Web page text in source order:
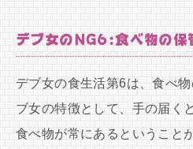
デブ女のNG6:食べ物の保
デブ女の食生活第6は、食べ
ブ女の特徴として、手の届く
食べ物が常にあるということ